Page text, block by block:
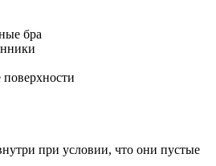
бра
при условии, что они пустые